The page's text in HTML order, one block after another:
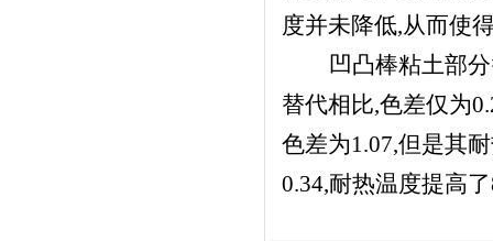
度并未降低,从而使
凹凸棒粘土部
替代相比,色差仅为
色差为1.07,但是其
0.34,耐热温度提高